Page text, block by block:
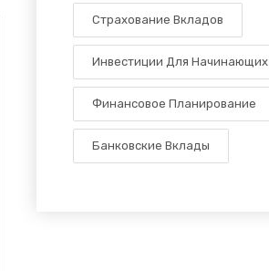
Страхование Вкладов
Инвестиции Для Начинающих
Финансовое Планирование
Банковские Вклады